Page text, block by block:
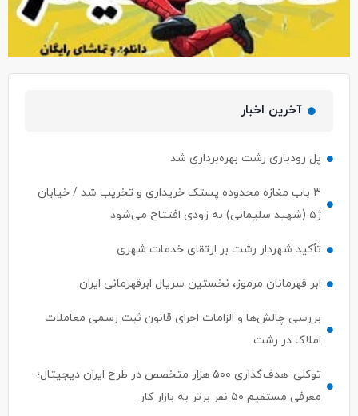
آخرین اخبار
پل رودباری رشت بهره‌برداری شد
۳ باب مغازه محدوده پستک خریداری و تخریب شد / خیابان
ژ۵ (شهید سلیمانی) به زودی افتتاح می‌شود
تأکید شهردار رشت بر ارتقای خدمات شهری
ابر قهرمانان مرموز، نخستین سریال ابرقهرمانی ایران
بررسی چالش‌ها و الزامات اجرای قانون ثبت رسمی معاملات
املاک در رشت
توکلی: هدف‌گذاری ۵۰۰ هزار متخصص در طرح ایران دیجیتال؛
معرفی مستقیم ۵۰ نفر برتر به بازار کار